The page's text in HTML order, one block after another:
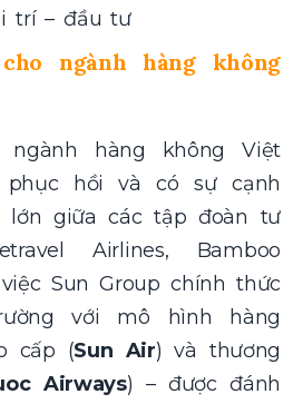
trí – đầu tư
ngành hàng không
ngành hàng không Việt
hồi và có sự cạnh
lớn giữa các tập đoàn tư
Airlines, Bamboo
Sun Group chính thức
với mô hình hàng
cấp (Sun Air) và thương
Airways) – được đánh